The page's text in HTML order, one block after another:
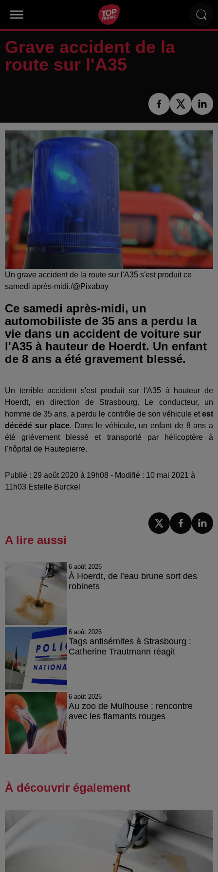
Grave accident de la
route sur l'A35
Un grave accident de la route sur l'A35 s'est produit ce
samedi après-midi./@Pixabay
Ce samedi après-midi, un
automobiliste de 35 ans a perdu la
vie dans un accident de voiture sur
l'A35 à hauteur de Hoerdt. Un enfant
de 8 ans a été gravement blessé.
Un terrible accident s'est produit sur l'A35 à hauteur de
Hoerdt, en direction de Strasbourg. Le conducteur, un
homme de 35 ans, a perdu le contrôle de son véhicule etest
décédé sur place. Dans le véhicule, un enfant de 8 ans a
été grièvement blessé et transporté par hélicoptère à
l'hôpital de Hautepierre.
Publié : 29 août 2020 à 19h08 - Modifié : 10 mai 2021 à
11h03 Estelle Burckel
A lire aussi
6 août 2026
À Hoerdt, de l’eau brune sort des
robinets
6 août 2026
Tags antisémites à Strasbourg :
Catherine Trautmann réagit
6 août 2026
Au zoo de Mulhouse : rencontre
avec les flamants rouges
À découvrir également